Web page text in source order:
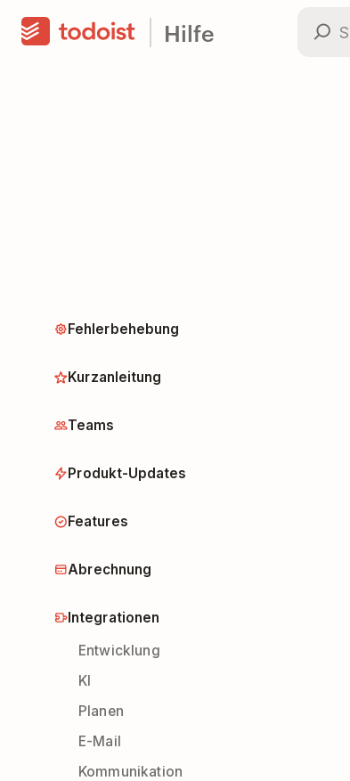
Hilfe
Fehlerbehebung
Kurzanleitung
Teams
Produkt-Updates
Features
Abrechnung
Integrationen
Entwicklung
KI
Planen
E-Mail
Kommunikation